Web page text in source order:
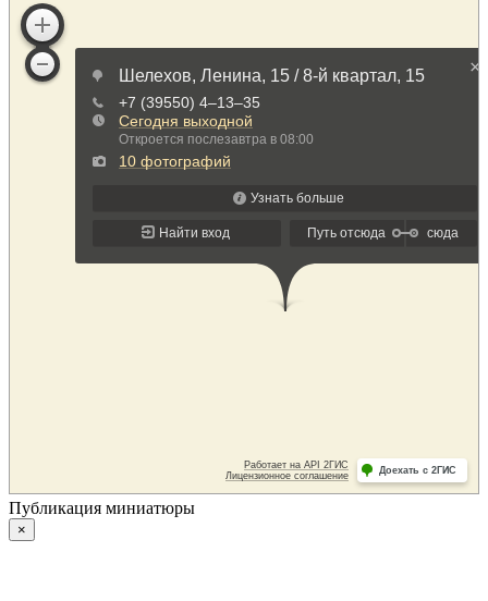
Публикация миниатюры
×